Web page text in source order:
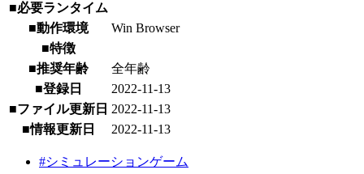
■必要ランタイム
■動作環境
Win Browser
■特徴
■推奨年齢
全年齢
■登録日
2022-11-13
■ファイル更新日 2022-11-13
■情報更新日
2022-11-13
#シミュレーションゲーム